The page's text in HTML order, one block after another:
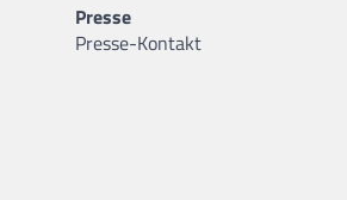
Presse
Presse-Kontakt